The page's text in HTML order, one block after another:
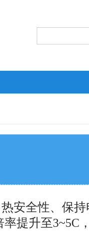
安全性、保持
提升至3~5C